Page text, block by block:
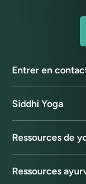
Entrer en
Siddhi Yoga
Ressources de
Ressources